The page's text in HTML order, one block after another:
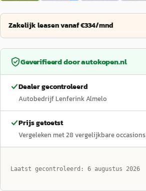
Zakelijk leasen vanaf €334/mnd
Geverifieerd doorautokopen.nl
Dealer gecontroleerd
Autobedrijf Lenferink Almelo
Prijs getoetst
Vergeleken met28 vergelijkbare occasions
Laatst gecontroleerd: 6 augustus 2026